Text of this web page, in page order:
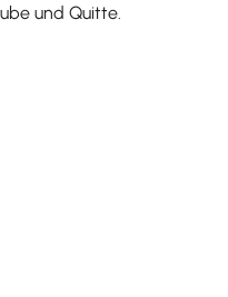
und Quitte.